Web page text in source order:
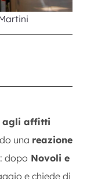
agli affitti
una reazione
dopo Novoli e
e chiede di